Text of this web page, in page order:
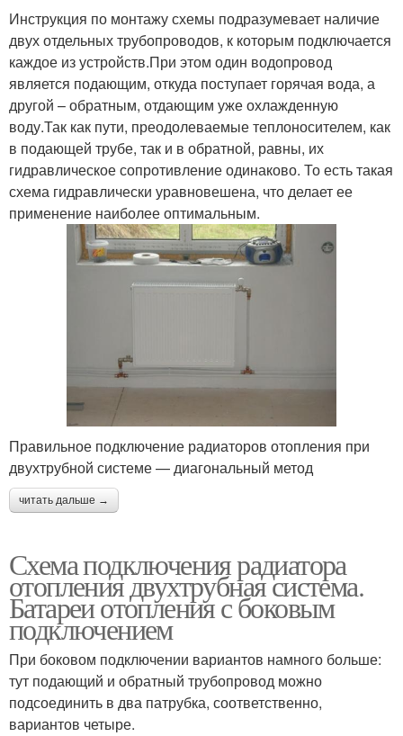
Инструкция по монтажу схемы подразумевает наличие
двух отдельных трубопроводов, к которым подключается
каждое из устройств.При этом один водопровод
является подающим, откуда поступает горячая вода, а
другой – обратным, отдающим уже охлажденную
воду.Так как пути, преодолеваемые теплоносителем, как
в подающей трубе, так и в обратной, равны, их
гидравлическое сопротивление одинаково. То есть такая
схема гидравлически уравновешена, что делает ее
применение наиболее оптимальным.
Правильное подключение радиаторов отопления при
двухтрубной системе — диагональный метод
читать дальше →
Схема подключения радиатора
отопления двухтрубная система.
Батареи отопления с боковым
подключением
При боковом подключении вариантов намного больше:
тут подающий и обратный трубопровод можно
подсоединить в два патрубка, соответственно,
вариантов четыре.